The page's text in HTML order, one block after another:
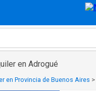
en Adrogué
en Provincia de Buenos Aires >